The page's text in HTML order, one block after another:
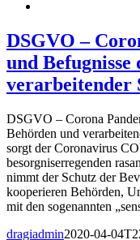
DSGVO –
und Befugnisse
verarbeitender
DSGVO – Corona
Behörden und
sorgt der Coronavirus
besorgniserregenden
nimmt der Schutz der
kooperieren Behörden,
mit den sogenannten
dragiadmin2020-04-